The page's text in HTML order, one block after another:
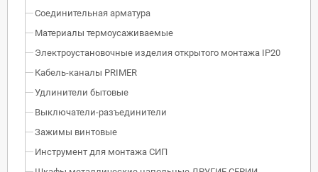
Соединительная арматура
Материалы термоусаживаемые
Электроустановочные изделия открытого монтажа IP20
Кабель-каналы PRIMER
Удлинители бытовые
Выключатели-разъединители
Зажимы винтовые
Инструмент для монтажа СИП